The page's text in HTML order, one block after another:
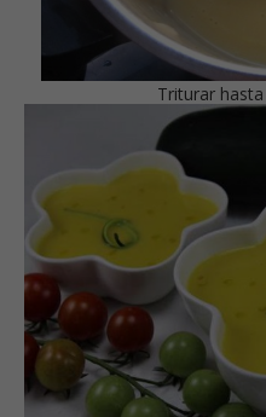
Triturar